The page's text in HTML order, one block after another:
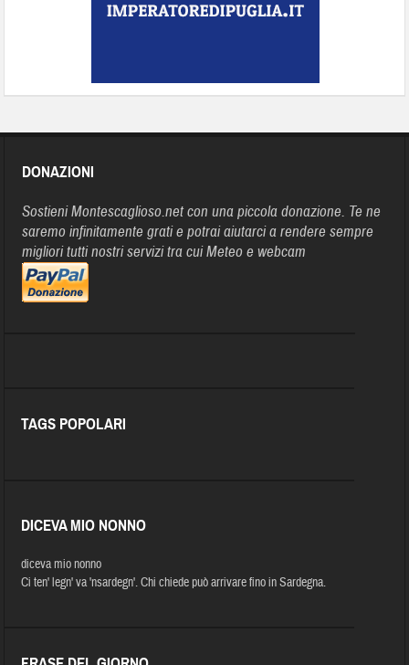
DONAZIONI
Sostieni Montescaglioso.net con una piccola donazione. Te ne
saremo infinitamente grati e potrai aiutarci a rendere sempre
migliori tutti nostri servizi tra cui Meteo e webcam
TAGS POPOLARI
DICEVA MIO NONNO
diceva mio nonno
Ci ten' legn' va 'nsardegn'. Chi chiede può arrivare fino in Sardegna.